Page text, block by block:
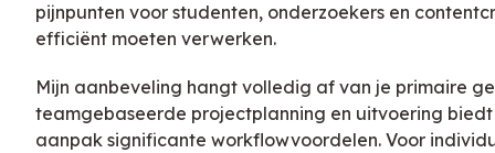
pijnpunten voor studenten, onderzoekers en
efficiënt moeten verwerken.
Mijn aanbeveling hangt volledig af van je primaire
teamgebaseerde projectplanning en uitvoering
aanpak significante workflowvoordelen. Voor